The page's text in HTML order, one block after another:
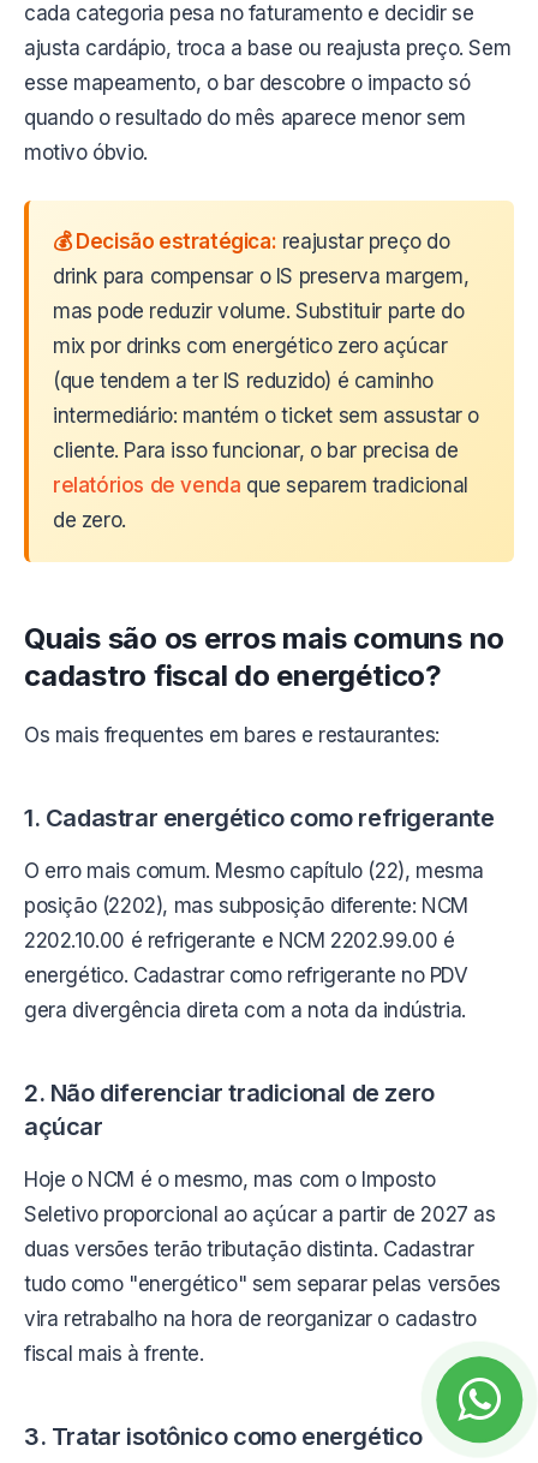
cada categoria pesa no faturamento e decidir se
ajusta cardápio, troca a base ou reajusta preço. Sem
esse mapeamento, o bar descobre o impacto só
quando o resultado do mês aparece menor sem
motivo óbvio.
💰 Decisão estratégica: reajustar preço do
drink para compensar o IS preserva margem,
mas pode reduzir volume. Substituir parte do
mix por drinks com energético zero açúcar
(que tendem a ter IS reduzido) é caminho
intermediário: mantém o ticket sem assustar o
cliente. Para isso funcionar, o bar precisa de
relatórios de venda que separem tradicional
de zero.
Quais são os erros mais comuns no
cadastro fiscal do energético?
Os mais frequentes em bares e restaurantes:
1. Cadastrar energético como refrigerante
O erro mais comum. Mesmo capítulo (22), mesma
posição (2202), mas subposição diferente: NCM
2202.10.00 é refrigerante e NCM 2202.99.00 é
energético. Cadastrar como refrigerante no PDV
gera divergência direta com a nota da indústria.
2. Não diferenciar tradicional de zero
açúcar
Hoje o NCM é o mesmo, mas com o Imposto
Seletivo proporcional ao açúcar a partir de 2027 as
duas versões terão tributação distinta. Cadastrar
tudo como "energético" sem separar pelas versões
vira retrabalho na hora de reorganizar o cadastro
fiscal mais à frente.
3. Tratar isotônico como energético